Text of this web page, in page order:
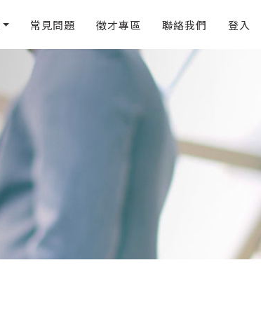
常見問題 徵才專區 聯絡我們 登入